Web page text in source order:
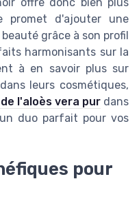
promet d'ajouter une
grâce à son profil
harmonisants sur la
à en savoir plus sur
leurs cosmétiques,
l'aloès vera pur dans
duo parfait pour vos
pour